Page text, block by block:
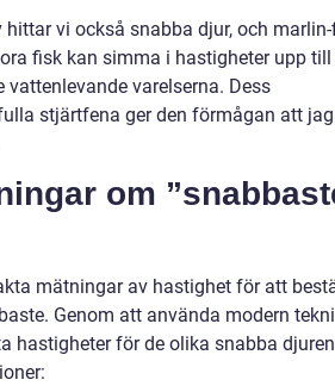
vi också snabba djur, och
fisk kan simma i hastigheter upp
varelserna. Dess
stjärtfena ger den förmågan att
om
mätningar av hastighet för att
Genom att använda modern
hastigheter för de olika snabba